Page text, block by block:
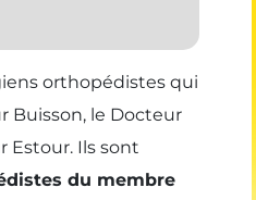
orthopédistes qui
Buisson, le Docteur
Estour. Ils sont
du membre